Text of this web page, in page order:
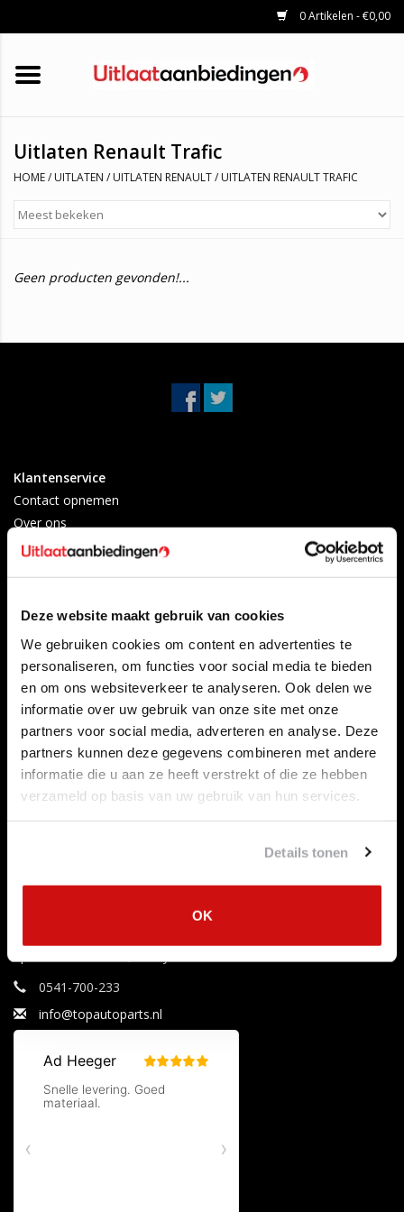
Deze website maakt gebruik van cookies
We gebruiken cookies om content en advertenties te
personaliseren, om functies voor social media te bieden
en om ons websiteverkeer te analyseren. Ook delen we
informatie over uw gebruik van onze site met onze
partners voor social media, adverteren en analyse. Deze
partners kunnen deze gegevens combineren met andere
informatie die u aan ze heeft verstrekt of die ze hebben
verzameld op basis van uw gebruik van hun services.
Details tonen
OK
0 Artikelen - €0,00
HOME
KATALYSATOREN
UNIVERSELE UITLAATDELEN
Uitlaten Renault Trafic
HOME/ UITLATEN / UITLATEN RENAULT/ UITLATEN RENAULT TRAFIC
Geen producten gevonden!...
Klantenservice
Contact opnemen
Over ons
Betaalmethoden
Privacy Policy
Verzenden & retourneren
Afkoelingsperiode
Garantievoorwaarden
Formulier Herroepingsrecht
Producten
Alle producten
Nieuwe producten
Mijn account
Registreren
Mijn bestellingen
Mijn verlanglijst
0541-700-233
info@topautoparts.nl